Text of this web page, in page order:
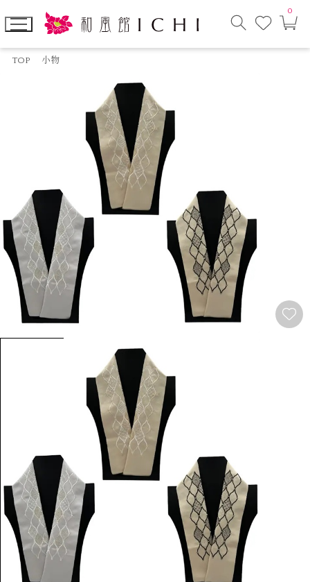
お
入
ペ
0
TOP 小物